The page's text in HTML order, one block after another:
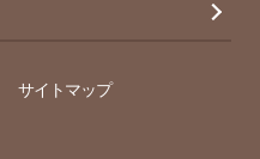
サイトマップ